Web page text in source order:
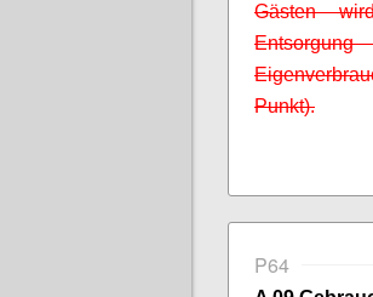
Gästen
Punkt).
P64